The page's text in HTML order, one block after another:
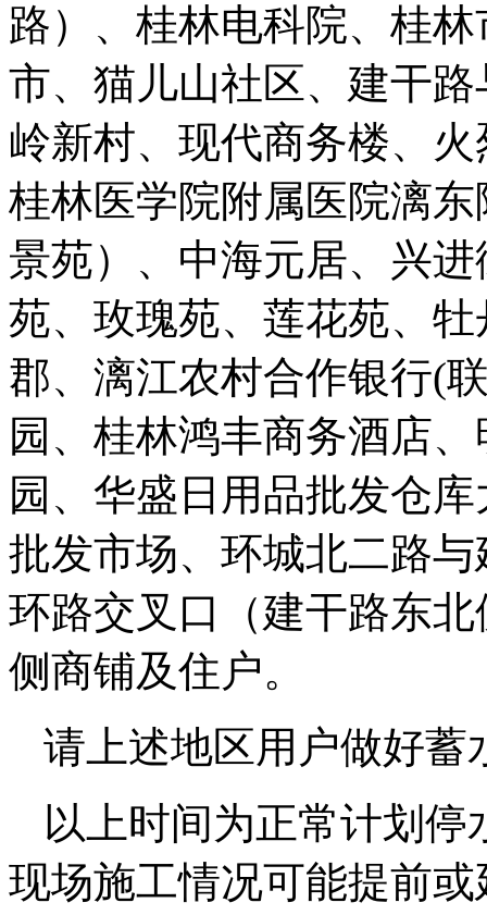
路）、桂林电科院、桂
市、猫儿山社区、建干
岭新村、现代商务楼、
桂林医学院附属医院漓
景苑）、中海元居、兴
苑、玫瑰苑、莲花苑、
郡、漓江农村合作银行(
园、桂林鸿丰商务酒店
园、华盛日用品批发仓
批发市场、环城北二路
环路交叉口（建干路东
侧商铺及住户。
请上述地区用户做好
以上时间为正常计划
现场施工情况可能提前